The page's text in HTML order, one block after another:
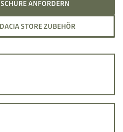
ANFORDERN
STORE ZUBEHÖR